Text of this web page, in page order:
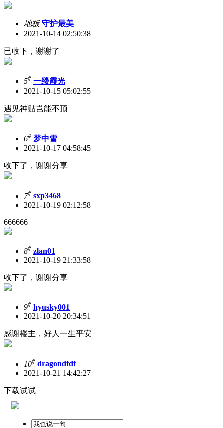
地板 守护最美
2021-10-14 02:50:38
已收下，谢谢了
5# 一缕霞光
2021-10-15 05:02:55
遇见神贴岂能不顶
6# 梦中雪
2021-10-17 04:58:45
收下了，谢谢分享
7# sxp3468
2021-10-19 02:12:58
666666
8# zlan01
2021-10-19 21:33:58
收下了，谢谢分享
9# hyusky001
2021-10-20 20:34:51
感谢楼主，好人一生平安
10# dragondfdf
2021-10-21 14:42:27
下载试试